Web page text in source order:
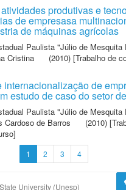
produtivas e
de empresasa
de máquinas agrícolas
Paulista "Júlio de Mesquita
Cristina
(2010) [Trabalho de
internacionalização de
estudo de caso do setor
Paulista "Júlio de Mesquita
Cardoso de Barros
(2010)
1 2 3 4
University (Unesp)